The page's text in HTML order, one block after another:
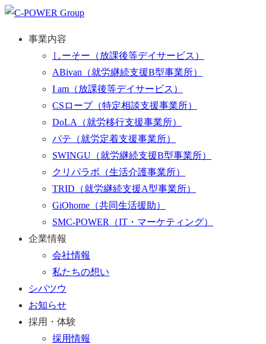
事業内容
しーそー （放課後等デイサービス）
ABivan （就労継続支援B型事業所）
I am （放課後等デイサービス）
CSロープ（特定相談支援事業所）
DoLA
（就労移行支援事業所）
パテ （就労定着支援事業所）
SWINGU （就労継続支援B型事業所）
クリパラボ （生活介護事業所）
TRID （就労継続支援A型事業所）
GiOhome （共同生活援助）
SMC-POWER
（IT・マーケティング）
企業情報
会社情報
私たちの想い
シパツウ
お知らせ
採用・体験
採用情報